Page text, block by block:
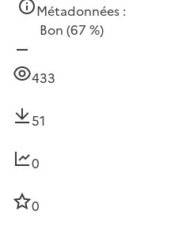
Métadonnées :
Bon (67 %)
433
51
0
0